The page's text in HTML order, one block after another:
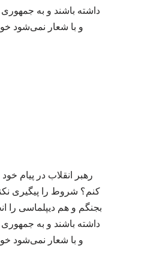
داشته باشند و به
و با شعار نمی‌شود
رهبر انقلاب در پیام
کنم؟ شروط را پیگیری
بجنگم و هم دیپلماسی را
داشته باشند و به
و با شعار نمی‌شود